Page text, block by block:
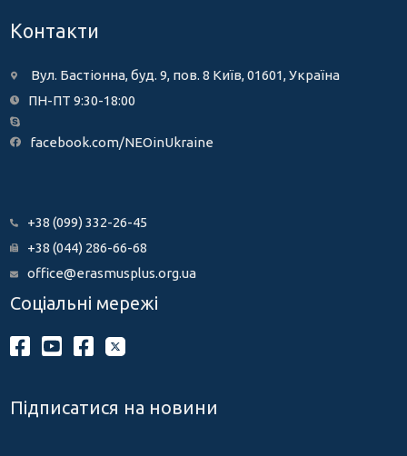
Контакти
Вул. Бастіонна, буд. 9, пов. 8 Київ, 01601, Україна
ПН-ПТ 9:30-18:00
facebook.com/NEOinUkraine
+38 (099) 332-26-45
+38 (044) 286-66-68
office@erasmusplus.org.ua
Соціальні мережі
Підписатися на новини